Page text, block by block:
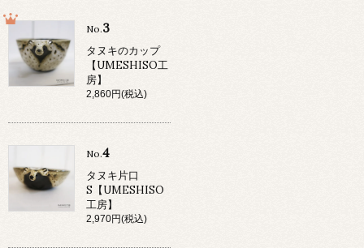
No.3
タヌキのカップ
【UMESHISO工
房】
2,860円(税込)
No.4
タヌキ片口
S【UMESHISO
工房】
2,970円(税込)